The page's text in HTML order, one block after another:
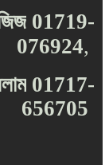
01719-
076924,
01717-
656705